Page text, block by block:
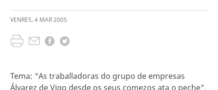
VENRES, 4 MAR2005
Tema: "As traballadoras do grupo de empresas
Álvarez de Vigo desde os seus comezos ata o peche".